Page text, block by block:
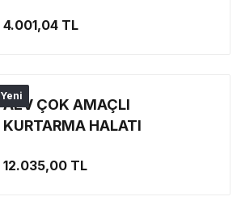
AYRILABİLİR
4.001,04 TL
Yeni
AEV ÇOK AMAÇLI
KURTARMA HALATI
12.035,00 TL